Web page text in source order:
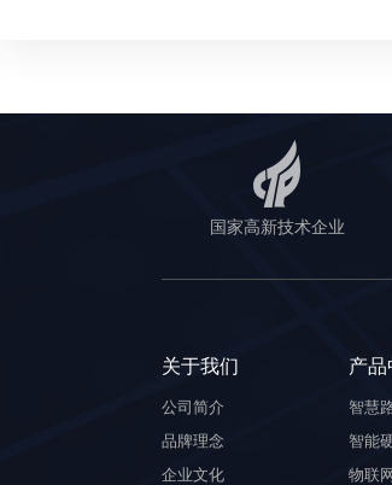
国家高新技术企业
关于我们
公司简介
品牌理念
企业文化
产
智慧
智能
物联